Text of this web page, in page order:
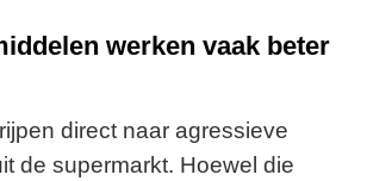
werken vaak beter
direct naar agressieve
de supermarkt. Hoewel die